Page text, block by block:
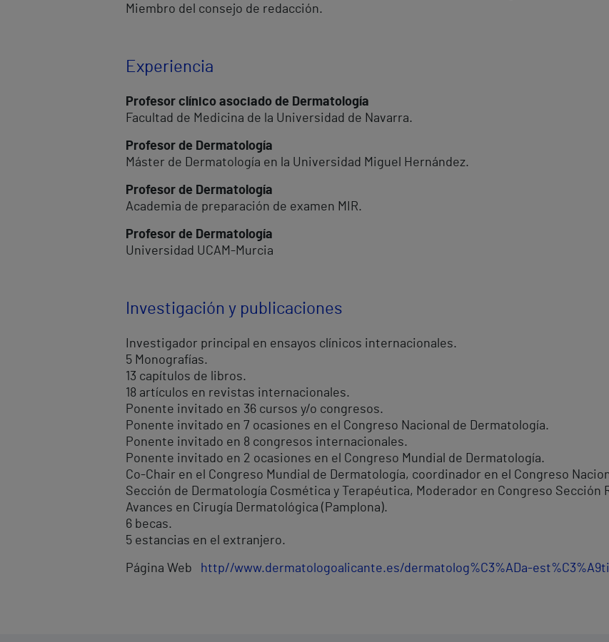
Miembro del consejo de redacción.
Experiencia
Profesor clínico asociado de Dermatología
Facultad de Medicina de la Universidad de Navarra.
Profesor de Dermatología
Máster de Dermatología en la Universidad Miguel Hernández.
Profesor de Dermatología
Academia de preparación de examen MIR.
Profesor de Dermatología
Universidad UCAM-Murcia
Investigación y publicaciones
Investigador principal en ensayos clínicos internacionales.
5 Monografías.
13 capítulos de libros.
18 artículos en revistas internacionales.
Ponente invitado en 36 cursos y/o congresos.
Ponente invitado en 7 ocasiones en el Congreso Nacional de Dermatología.
Ponente invitado en 8 congresos internacionales.
Ponente invitado en 2 ocasiones en el Congreso Mundial de Dermatología.
Co-Chair en el Congreso Mundial de Dermatología, coordinador en el Congreso
Sección de Dermatología Cosmética y Terapéutica, Moderador en Congreso Sección
Avances en Cirugía Dermatológica (Pamplona).
6 becas.
5 estancias en el extranjero.
Página Web http//www.dermatologoalicante.es/dermatolog%C3%ADa-